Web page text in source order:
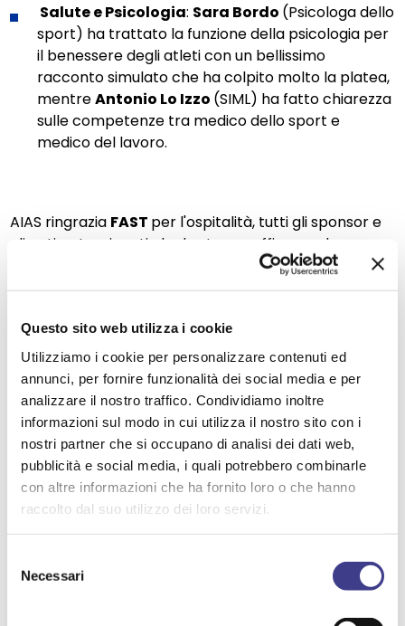
Questo sito web utilizza i cookie
Utilizziamo i cookie per personalizzare contenuti ed
annunci, per fornire funzionalità dei social media e per
analizzare il nostro traffico. Condividiamo inoltre
informazioni sul modo in cui utilizza il nostro sito con i
nostri partner che si occupano di analisi dei dati web,
pubblicità e social media, i quali potrebbero combinarle
con altre informazioni che ha fornito loro o che hanno
raccolto dal suo utilizzo dei loro servizi.
delNecessari
Salute e Psicologia: Sara Bordo (Psicologa dello
sport) ha trattato la funzione della psicologia per
il benessere degli atleti con un bellissimo
racconto simulato che ha colpito molto la platea,
mentreAntonio Lo Izzo (SIML) ha fatto chiarezza
sulle competenze tra medico dello sport e
medico del lavoro.
AIAS ringrazia FAST per l'ospitalità, tutti gli sponsor e
gli enti patrocinanti che la stanno affiancando
durante questo percorso anche nel 2026.
Patrocini
- FAST - Federazione delle Associazioni Scientifiche e
Tecniche
- ENSHPO
- Fondazione Rubes Triva
- AIDP Lombardia
- Safety Players